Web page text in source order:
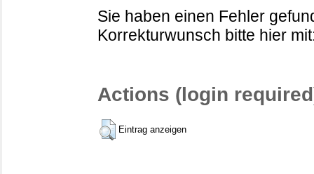
Sie haben einen Fehler
Korrekturwunsch bitte hier
Actions (login
Eintrag anzeigen